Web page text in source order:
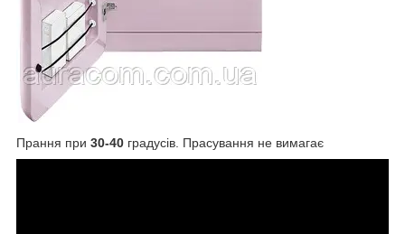
Прання при 30-40 градусів. Прасування не вимагає